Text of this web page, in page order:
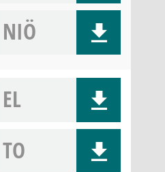
NIÖ
EL
TO